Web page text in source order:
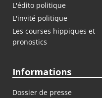
L'édito politique
L'invité politique
Les courses hippiques et
pronostics
Informations
Dossier de presse